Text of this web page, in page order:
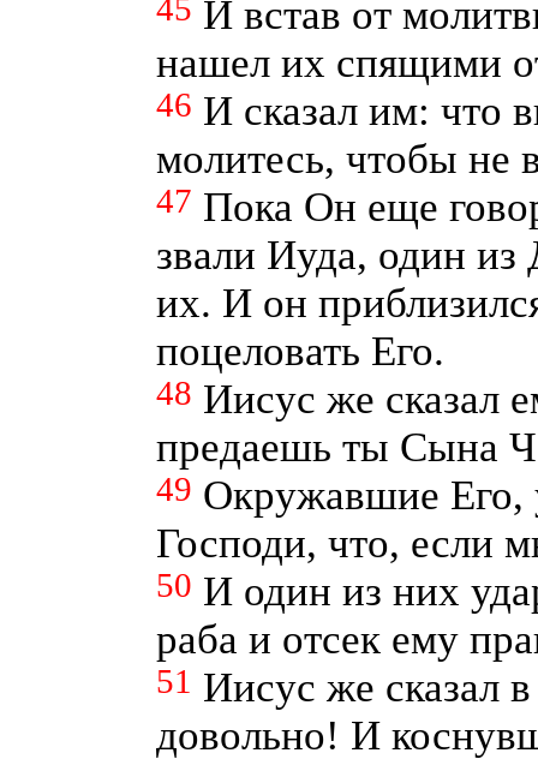
45 И встав от
нашел их спящими
46 И сказал им: что
молитесь, чтобы не
47 Пока Он еще
звали Иуда, один
их. И он
поцеловать Его.
48 Иисус же сказал
предаешь ты Сына
49 Окружавшие Его,
Господи, что, если
50 И один из них
раба и отсек ему
51 Иисус же сказал в
довольно! И